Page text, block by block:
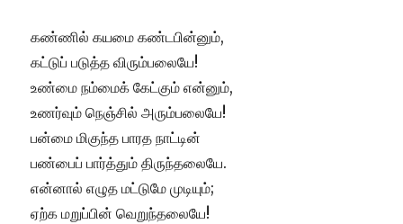
கண்ணில் கயமை கண்டபின்னும்,
கட்டுப் படுத்த விரும்பலையே!
உண்மை நம்மைக் கேட்கும் என்னும்,
உணர்வும் நெஞ்சில் அரும்பலையே!
பன்மை மிகுந்த பாரத நாட்டின்
பண்பைப் பார்த்தும் திருந்தலையே.
என்னால் எழுத மட்டுமே முடியும்;
ஏற்க மறுப்பின் வெறுந்தலையே!